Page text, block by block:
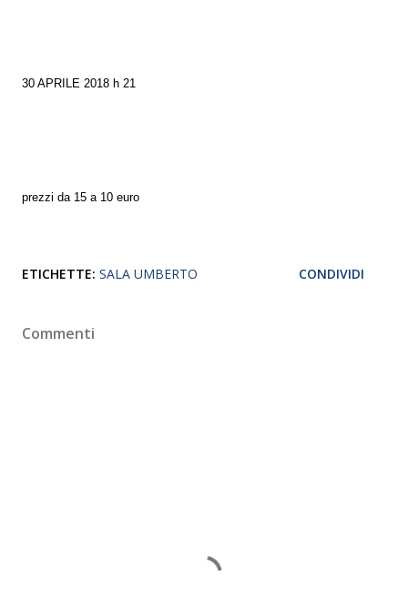
30 APRILE 2018 h 21
prezzi da 15 a 10 euro
ETICHETTE: SALA UMBERTO CONDIVIDI
Commenti